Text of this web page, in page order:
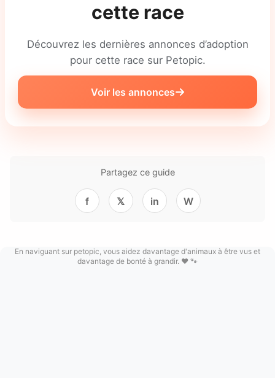
cette race
Découvrez les dernières annonces d’adoption
pour cette race sur Petopic.
Voir les annonces
Partagez ce guide
f 𝕏 in W
En naviguant sur petopic, vous aidez davantage d'animaux à être vus et
davantage de bonté à grandir. ❤️ 🐾